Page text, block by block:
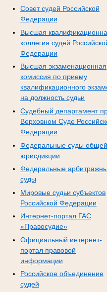
Совет судей Российской
Федерации
Высшая
коллегия судей
Федерации
Высшая экзаменационная
комиссия по приему
квалификационного
на должность судьи
Судебный департамент
Верховном Суде
Федерации
Федеральные суды общей
юрисдикции
Федеральные
суды
Мировые судьи субъектов
Российской Федерации
Интернет-портал ГАС
«Правосудие»
Официальный интернет-
портал правовой
информации
Российское объединение
судей